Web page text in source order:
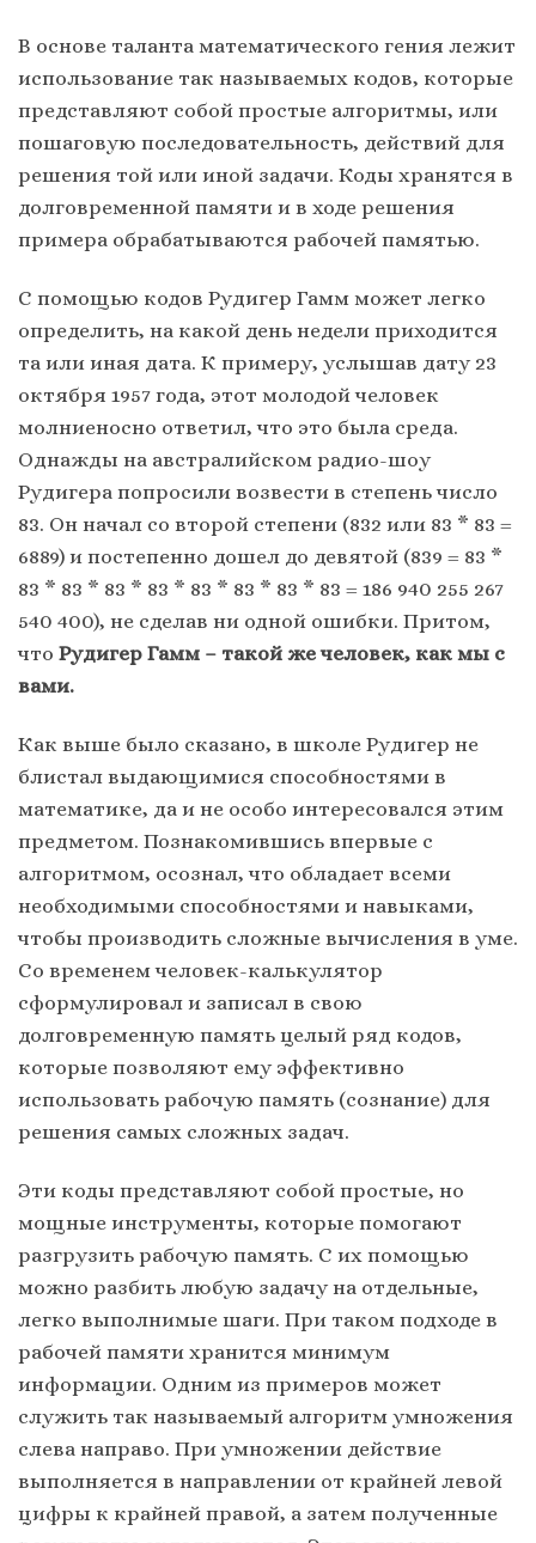
В основе таланта математического гения лежит
использование так называемых кодов, которые
представляют собой простые алгоритмы, или
пошаговую последовательность, действий для
решения той или иной задачи. Коды хранятся в
долговременной памяти и в ходе решения
примера обрабатываются рабочей памятью.
С помощью кодов Рудигер Гамм может легко
определить, на какой день недели приходится
та или иная дата. К примеру, услышав дату 23
октября 1957 года, этот молодой человек
молниеносно ответил, что это была среда.
Однажды на австралийском радио-шоу
Рудигера попросили возвести в степень число
83. Он начал со второй степени (832 или 83 * 83 =
6889) и постепенно дошел до девятой (839 = 83 *
83 * 83 * 83 * 83 * 83 * 83 * 83 * 83 = 186 940 255 267
540 400), не сделав ни одной ошибки. Притом,
что Рудигер Гамм – такой же человек, как мы с
вами.
Как выше было сказано, в школе Рудигер не
блистал выдающимися способностями в
математике, да и не особо интересовался этим
предметом. Познакомившись впервые с
алгоритмом, осознал, что обладает всеми
необходимыми способностями и навыками,
чтобы производить сложные вычисления в уме.
Со временем человек-калькулятор
сформулировал и записал в свою
долговременную память целый ряд кодов,
которые позволяют ему эффективно
использовать рабочую память (сознание) для
решения самых сложных задач.
Эти коды представляют собой простые, но
мощные инструменты, которые помогают
разгрузить рабочую память. С их помощью
можно разбить любую задачу на отдельные,
легко выполнимые шаги. При таком подходе в
рабочей памяти хранится минимум
информации. Одним из примеров может
служить так называемый алгоритм умножения
слева направо. При умножении действие
выполняется в направлении от крайней левой
цифры к крайней правой, а затем полученные